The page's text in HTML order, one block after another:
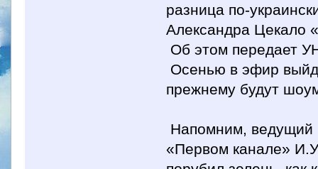
разница по-
Александра Цекало
Об этом передает
Осенью в эфир
прежнему будут
Напомним, ведущий
«Первом канале»